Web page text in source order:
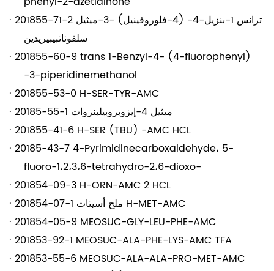
· 201855-71-2 ترانس 1-بنزيل-4- (4-فلوروفينيل) -3-ميثيل
سلفوناتبيبيريدين
· 201855-60-9 trans 1-Benzyl-4- (4-fluorophenyl)
-3-piperidinemethanol
· 201855-53-0 H-SER-TYR-AMC
·
20185-55-1 ميثيل 4-إيزوبروبيلبنزوات
· 201855-41-6 H-SER (TBU) -AMC HCL
· 20185-43-7 4-Pyrimidinecarboxaldehyde، 5-
fluoro-1،2،3،6-tetrahydro-2،6-dioxo-
· 201854-09-3 H-ORN-AMC 2 HCL
·
201854-07-1 ملح أسيتات H-MET-AMC
· 201854-05-9 MEOSUC-GLY-LEU-PHE-AMC
· 201853-92-1 MEOSUC-ALA-PHE-LYS-AMC TFA
· 201853-55-6 MEOSUC-ALA-ALA-PRO-MET-AMC